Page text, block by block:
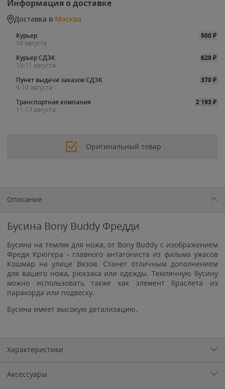
Информация о доставке
Доставка в Москва
Курьер 500₽
10 августа
Курьер СДЭК
620₽
10-11 августа
Пункт выдачи заказов СДЭК
370₽
9-10 августа
Транспортная компания
2 193₽
11-13 августа
Оригинальный товар
Описание
Бусина Bony Buddy Фредди
Бусина на темляк для ножа, от Bony Buddy с изображением
Фреди Крюгера - главного антагониста из фильма ужасов
Кошмар на улице Вязов. Станет отличным дополнением
для вашего ножа, рюкзака или одежды. Темлячную бусину
можно использовать также как элемент браслета из
паракорда или подвеску.
Бусина имеет высокую детализацию.
Характеристики
Аксессуары